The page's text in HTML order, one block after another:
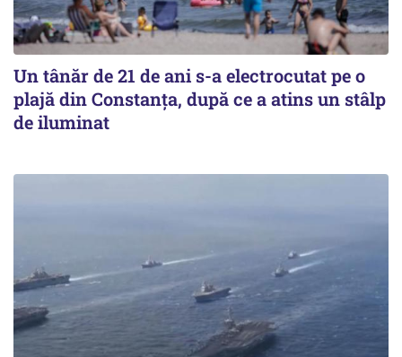
Un tânăr de 21 de ani s-a electrocutat pe o
plajă din Constanța, după ce a atins un stâlp
de iluminat